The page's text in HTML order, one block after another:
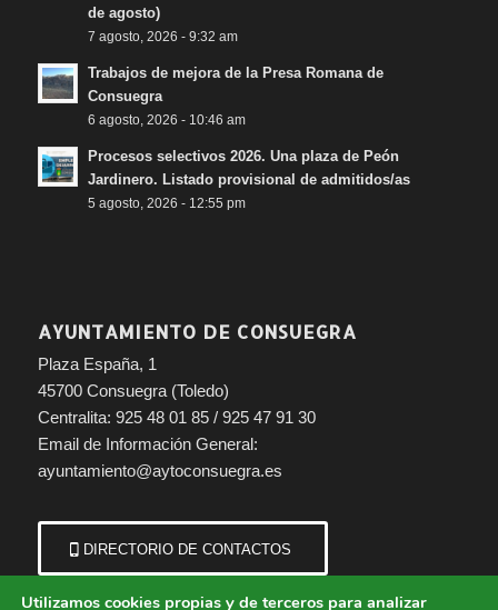
de agosto)
7 agosto, 2026 - 9:32 am
Trabajos de mejora de la Presa Romana de
Consuegra
6 agosto, 2026 - 10:46 am
Procesos selectivos 2026. Una plaza de Peón
Jardinero. Listado provisional de admitidos/as
5 agosto, 2026 - 12:55 pm
AYUNTAMIENTO DE CONSUEGRA
Plaza España, 1
45700 Consuegra (Toledo)
Centralita: 925 48 01 85 / 925 47 91 30
Email de Información General:
ayuntamiento@aytoconsuegra.es
DIRECTORIO DE CONTACTOS
Utilizamos cookies propias y de terceros para analizar